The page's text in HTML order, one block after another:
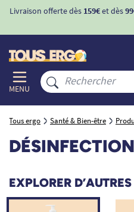
Livraison offerte dès 159€et dès
MENU
Tous ergo Santé & Bien-être
EXPLORER